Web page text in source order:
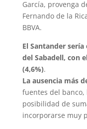
García, provenga
Fernando de la
BBVA.
El Santander
del Sabadell, con
(4,6%).
La ausencia más
fuentes del
posibilidad de
incorporarse muy